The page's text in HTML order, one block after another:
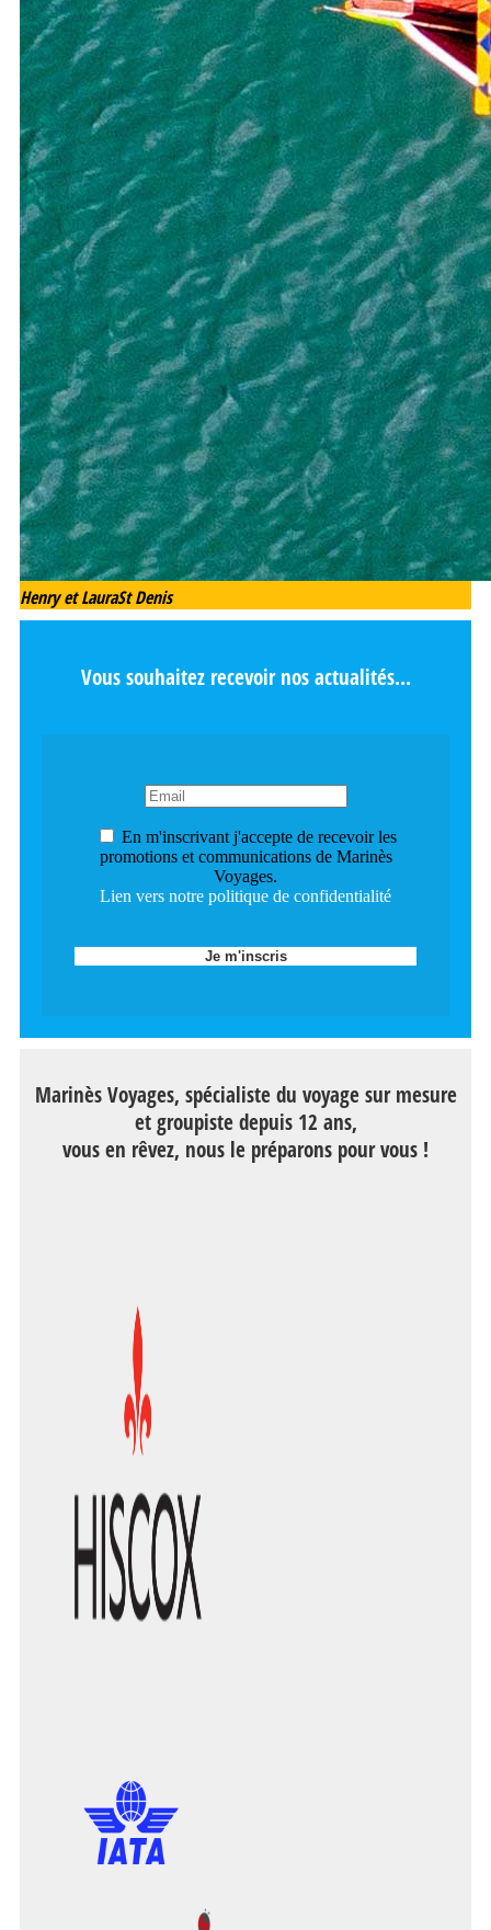
Henry et LauraSt Denis
Vous souhaitez recevoir nos actualités...
En m'inscrivant j'accepte de recevoir les
promotions et communications de Marinès
Voyages.
Lien vers notre politique de confidentialité
Marinès Voyages, spécialiste du voyage sur mesure
et groupiste depuis 12 ans,
vous en rêvez, nous le préparons pour vous !